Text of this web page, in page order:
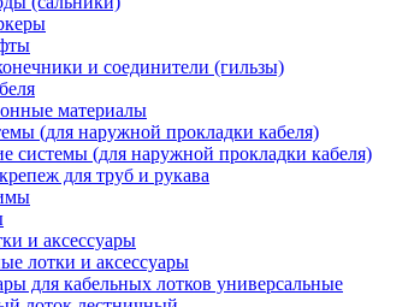
и соединители (гильзы)
материалы
(для наружной прокладки кабеля)
системы (для наружной прокладки кабеля)
для труб и рукава
и аксессуары
лотки и аксессуары
для кабельных лотков универсальные